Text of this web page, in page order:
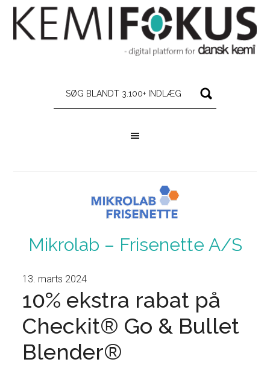
Mikrolab – Frisenette A/S
13. marts 2024
10% ekstra rabat på
Checkit® Go & Bullet
Blender®